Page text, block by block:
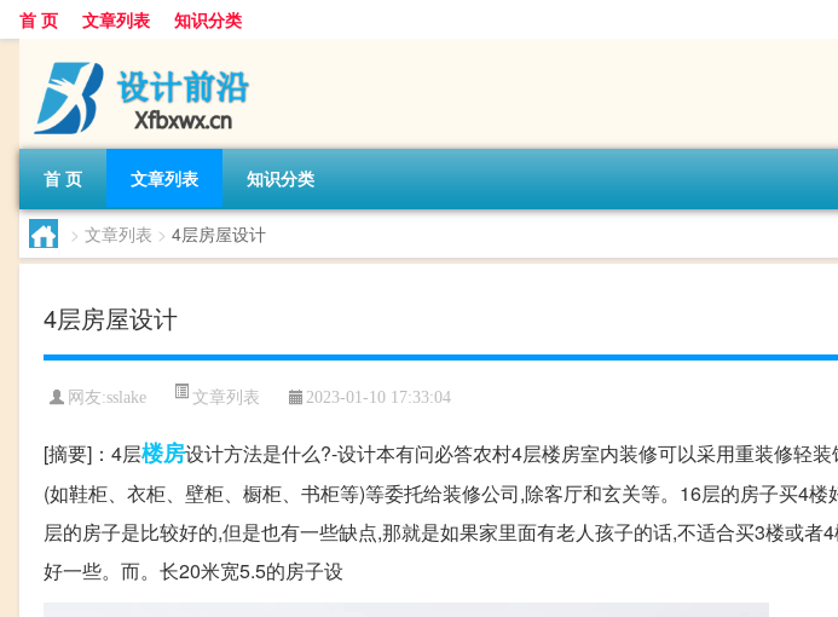
首 页 文章列表 知识分类
首 页 文章列表 知识分类
> 文章列表 > 4层房屋设计
4层房屋设计
网友:sslake 文章列表 2023-01-10 17:33:04
[摘要]：4层楼房设计方法是什么?-设计本有问必答农村4层楼房室内装修可以采用重装修轻
(如鞋柜、衣柜、壁柜、橱柜、书柜等)等委托给装修公司,除客厅和玄关等。16层的房子买4
层的房子是比较好的,但是也有一些缺点,那就是如果家里面有老人孩子的话,不适合买3楼或者
好一些。而。长20米宽5.5的房子设